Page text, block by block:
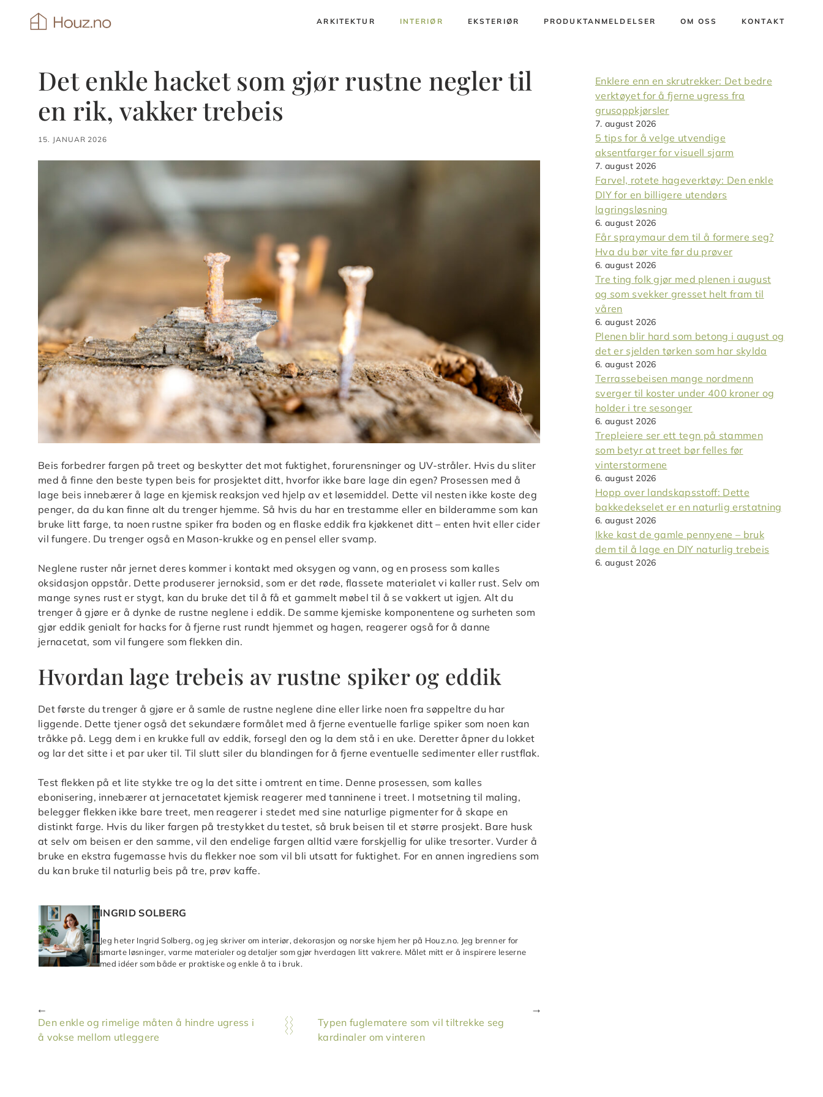
ARKITEKTUR INTERIØR EKSTERIØR PRODUKTANMELDELSER OM OSS KONTAKT
Det enkle hacket som gjør rustne negler til
en rik, vakker trebeis
15. JANUAR 2026
Beis forbedrer fargen på treet og beskytter det mot fuktighet, forurensninger og UV-stråler. Hvis du sliter
med å finne den beste typen beis for prosjektet ditt, hvorfor ikke bare lage din egen? Prosessen med å
lage beis innebærer å lage en kjemisk reaksjon ved hjelp av et løsemiddel. Dette vil nesten ikke koste deg
penger, da du kan finne alt du trenger hjemme. Så hvis du har en trestamme eller en bilderamme som kan
bruke litt farge, ta noen rustne spiker fra boden og en flaske eddik fra kjøkkenet ditt – enten hvit eller cider
vil fungere. Du trenger også en Mason-krukke og en pensel eller svamp.
Neglene ruster når jernet deres kommer i kontakt med oksygen og vann, og en prosess som kalles
oksidasjon oppstår. Dette produserer jernoksid, som er det røde, flassete materialet vi kaller rust. Selv om
mange synes rust er stygt, kan du bruke det til å få et gammelt møbel til å se vakkert ut igjen. Alt du
trenger å gjøre er å dynke de rustne neglene i eddik. De samme kjemiske komponentene og surheten som
gjør eddik genialt for hacks for å fjerne rust rundt hjemmet og hagen, reagerer også for å danne
jernacetat, som vil fungere som flekken din.
Hvordan lage trebeis av rustne spiker og eddik
Det første du trenger å gjøre er å samle de rustne neglene dine eller lirke noen fra søppeltre du har
liggende. Dette tjener også det sekundære formålet med å fjerne eventuelle farlige spiker som noen kan
tråkke på. Legg dem i en krukke full av eddik, forsegl den og la dem stå i en uke. Deretter åpner du lokket
og lar det sitte i et par uker til. Til slutt siler du blandingen for å fjerne eventuelle sedimenter eller rustflak.
Test flekken på et lite stykke tre og la det sitte i omtrent en time. Denne prosessen, som kalles
ebonisering, innebærer at jernacetatet kjemisk reagerer med tanninene i treet. I motsetning til maling,
belegger flekken ikke bare treet, men reagerer i stedet med sine naturlige pigmenter for å skape en
distinkt farge. Hvis du liker fargen på trestykket du testet, så bruk beisen til et større prosjekt. Bare husk
at selv om beisen er den samme, vil den endelige fargen alltid være forskjellig for ulike tresorter. Vurder å
bruke en ekstra fugemasse hvis du flekker noe som vil bli utsatt for fuktighet. For en annen ingrediens som
du kan bruke til naturlig beis på tre, prøv kaffe.
INGRID SOLBERG
Jeg heter Ingrid Solberg, og jeg skriver om interiør, dekorasjon og norske hjem her på Houz.no. Jeg brenner for
smarte løsninger, varme materialer og detaljer som gjør hverdagen litt vakrere. Målet mitt er å inspirere leserne
med idéer som både er praktiske og enkle å ta i bruk.
Den enkle og rimelige måten å hindre ugress i
å vokse mellom utleggere
Typen fuglematere som vil tiltrekke seg
kardinaler om vinteren
Enklere enn en skrutrekker: Det bedre
verktøyet for å fjerne ugress fra
grusoppkjørsler
7. august 2026
5 tips for å velge utvendige
aksentfarger for visuell sjarm
7. august 2026
Farvel, rotete hageverktøy: Den enkle
DIY for en billigere utendørs
lagringsløsning
6. august 2026
Får spraymaur dem til å formere seg?
Hva du bør vite før du prøver
6. august 2026
Tre ting folk gjør med plenen i august
og som svekker gresset helt fram til
våren
6. august 2026
Plenen blir hard som betong i august og
det er sjelden tørken som har skylda
6. august 2026
Terrassebeisen mange nordmenn
sverger til koster under 400 kroner og
holder i tre sesonger
6. august 2026
Trepleiere ser ett tegn på stammen
som betyr at treet bør felles før
vinterstormene
6. august 2026
Hopp over landskapsstoff: Dette
bakkedekselet er en naturlig erstatning
6. august 2026
Ikke kast de gamle pennyene – bruk
dem til å lage en DIY naturlig trebeis
6. august 2026